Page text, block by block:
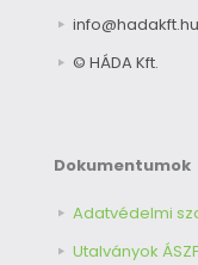
info@hadakft.hu
© HÁDA Kft.
Dokumentumok
Adatvédelmi
Utalványok ÁSZF